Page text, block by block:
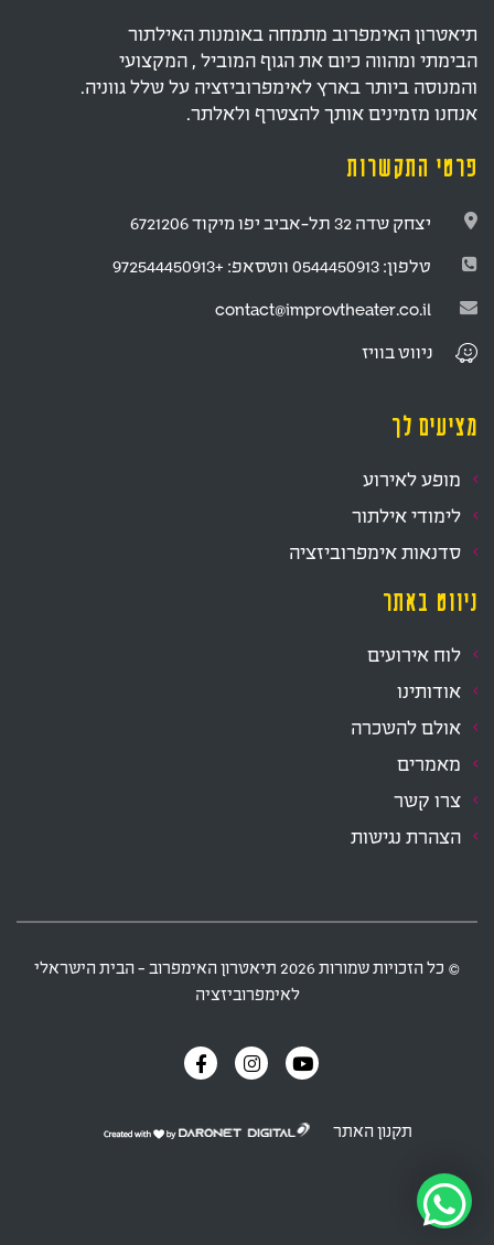
תיאטרון האימפרוב מתמחה באומנות האילתור
הבימתי ומהווה כיום את הגוף המוביל , המקצועי
והמנוסה ביותר בארץ לאימפרוביזציה על שלל גווניה.
אנחנו מזמינים אותך להצטרף ולאלתר.
פרטי התקשרות
יצחק שדה 32 תל-אביב יפו מיקוד 6721206
טלפון: 0544450913 ווטסאפ: +972544450913
contact@improvtheater.co.il
ניווט בוויז
מציעים לך
מופע לאירוע
לימודי אילתור
סדנאות אימפרוביזציה
ניווט באתר
לוח אירועים
אודותינו
אולם להשכרה
מאמרים
צרו קשר
הצהרת נגישות
‫© כל הזכויות שמורות 2026 תיאטרון האימפרוב - הבית הישראלי
לאימפרוביזציה
תקנון האתר
דרונט